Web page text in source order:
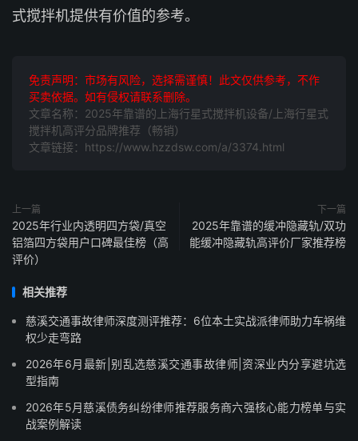
式搅拌机提供有价值的参考。
免责声明：市场有风险，选择需谨慎！此文仅供参考，不作
买卖依据。如有侵权请联系删除。
文章名称：2025年靠谱的上海行星式搅拌机设备/上海行星式
搅拌机高评分品牌推荐（畅销）
文章链接：https://www.hzzdsw.com/a/3374.html
上一篇
2025年行业内透明四方袋/真空
铝箔四方袋用户口碑最佳榜（高
评价）
下一篇
2025年靠谱的缓冲隐藏轨/双功
能缓冲隐藏轨高评价厂家推荐榜
相关推荐
慈溪交通事故律师深度测评推荐：6位本土实战派律师助力车祸维
权少走弯路
2026年6月最新|别乱选慈溪交通事故律师|资深业内分享避坑选
型指南
2026年5月慈溪债务纠纷律师推荐服务商六强核心能力榜单与实
战案例解读